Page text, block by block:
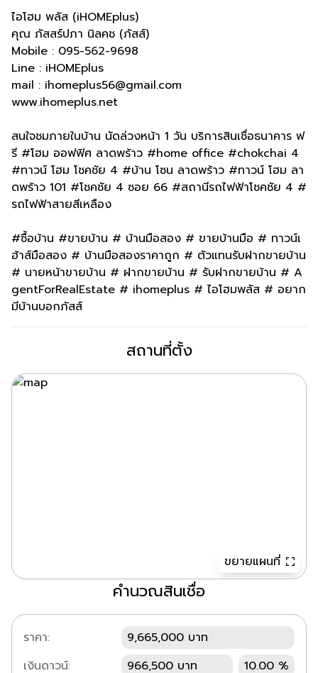
ไอโฮม พลัส (iHOMEplus)
คุณ ภัสสร์ปภา นิลคช (ภัสส์)
Mobile : 095-562-9698
Line : iHOMEplus
mail : ihomeplus56@gmail.com
www.ihomeplus.net
สนใจชมภายในบ้าน นัดล่วงหน้า 1 วัน บริการสินเชื่อธนาคาร ฟ
รี #โฮม ออฟฟิศ ลาดพร้าว #home office #chokchai 4
#ทาวน์ โฮม โชคชัย 4 #บ้าน โซน ลาดพร้าว #ทาวน์ โฮม ลา
ดพร้าว 101 #โชคชัย 4 ซอย 66 #สถานีรถไฟฟ้าโชคชัย 4 #
รถไฟฟ้าสายสีเหลือง
#ซื้อบ้าน #ขายบ้าน # บ้านมือสอง # ขายบ้านมือ # ทาวน์เ
ฮ้าส์มือสอง # บ้านมือสองราคาถูก # ตัวแทนรับฝากขายบ้าน
# นายหน้าขายบ้าน # ฝากขายบ้าน # รับฝากขายบ้าน # A
gentForRealEstate # ihomeplus # ไอโฮมพลัส # อยาก
มีบ้านบอกภัสส์
สถานที่ตั้ง
ขยายแผนที่
คำนวณสินเชื่อ
ราคา:
9,665,000 บาท
เงินดาวน์:
966,500 บาท 10.00 %